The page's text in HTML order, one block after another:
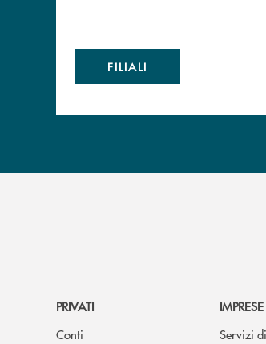
FILIALI
PRIVATI
Conti
IMPRESE
Servizi